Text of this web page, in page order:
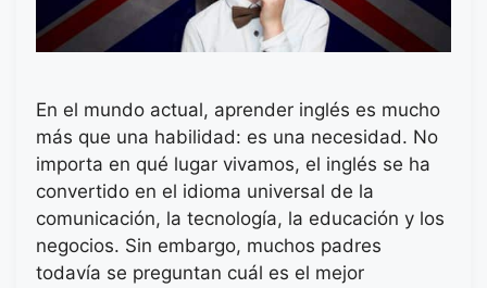
En el mundo actual, aprender inglés es mucho
más que una habilidad: es una necesidad. No
importa en qué lugar vivamos, el inglés se ha
convertido en el idioma universal de la
comunicación, la tecnología, la educación y los
negocios. Sin embargo, muchos padres
todavía se preguntan cuál es el mejor